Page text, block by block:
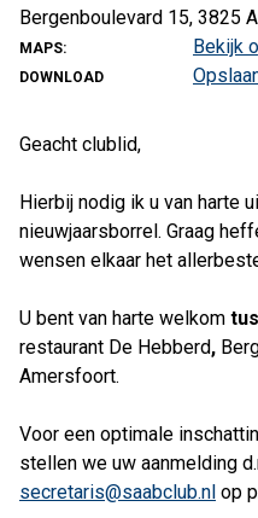
Bergenboulevard 15, 3825
MAPS: Bekijk
DOWNLOAD
Geacht clublid,
Hierbij nodig ik u van harte
nieuwjaarsborrel. Graag
wensen elkaar het
U bent van harte welkom
restaurant De Hebberd,
Amersfoort.
Voor een optimale
stellen we uw aanmelding
secretaris@saabclub.nl op